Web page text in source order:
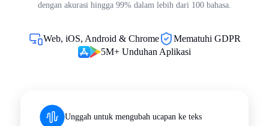
dengan akurasi hingga 99% dalam lebih dari 100 bahasa.
Web, iOS, Android & Chrome
Mematuhi GDPR
5M+ Unduhan Aplikasi
Unggah untuk mengubah ucapan ke teks